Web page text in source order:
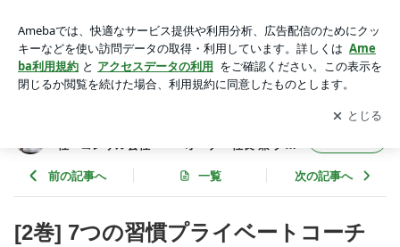
う 24168 | 年間365冊×今年22年目 武道場主 兼 投資会社・
コンサル会社 オーナー社長 兼 グロービス経営大学院准
教授による読書日記
アプリをダウンロードして ブログの更新通知
を受け取りまし
ょう。
開く
社・コンサル会社 オーナー社長 兼 グロ
前の記事へ 一覧 次の記事へ
[2巻] 7つの習慣プライベートコーチ